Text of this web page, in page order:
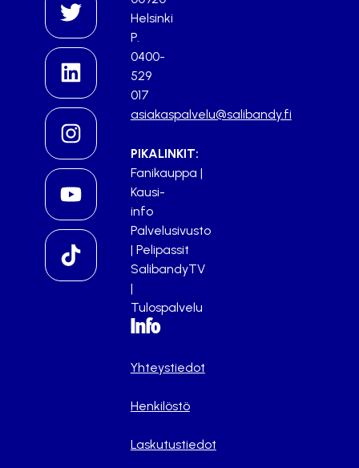
Helsinki
P.
0400-
529
017
asiakaspalvelu@salibandy.fi
PIKALINKIT:
Fanikauppa |
Kausi-
info
Palvelusivusto
| Pelipassit
SalibandyTV
|
Tulospalvelu
Info
Yhteystiedot
Henkilöstö
Laskutustiedot